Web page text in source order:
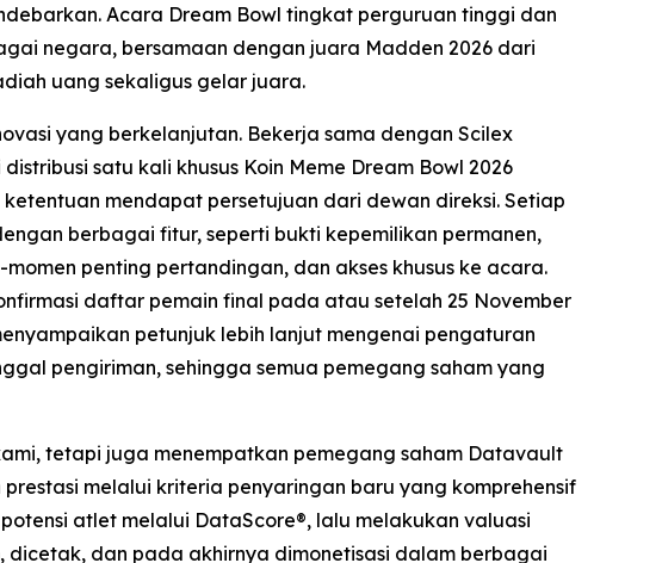
Acara Dream Bowl tingkat perguruan tinggi dan
negara, bersamaan dengan juara Madden 2026 dari
uang sekaligus gelar juara.
yang berkelanjutan. Bekerja sama dengan Scilex
satu kali khusus Koin Meme Dream Bowl 2026
mendapat persetujuan dari dewan direksi. Setiap
berbagai fitur, seperti bukti kepemilikan permanen,
penting pertandingan, dan akses khusus ke acara.
daftar pemain final pada atau setelah 25 November
petunjuk lebih lanjut mengenai pengaturan
pengiriman, sehingga semua pemegang saham yang
tetapi juga menempatkan pemegang saham Datavault
melalui kriteria penyaringan baru yang komprehensif
atlet melalui DataScore®, lalu melakukan valuasi
dan pada akhirnya dimonetisasi dalam berbagai